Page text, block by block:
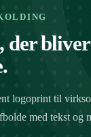
der
logoprint til
med tekst og